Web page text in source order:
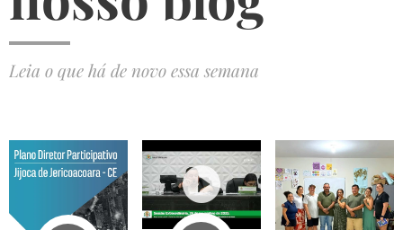
Leia o que há de novo essa semana